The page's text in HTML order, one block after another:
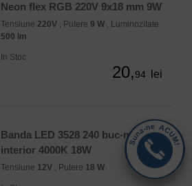
Neon flex RGB 220V 9x18 mm 9W
Tensiune 220V , Putere 9 W , Luminozitate
500 lm
In Stoc
20,94 lei
Banda LED 3528 240 buc-m
interior 4000K 18W
Tensiune 12V , Putere 18 W